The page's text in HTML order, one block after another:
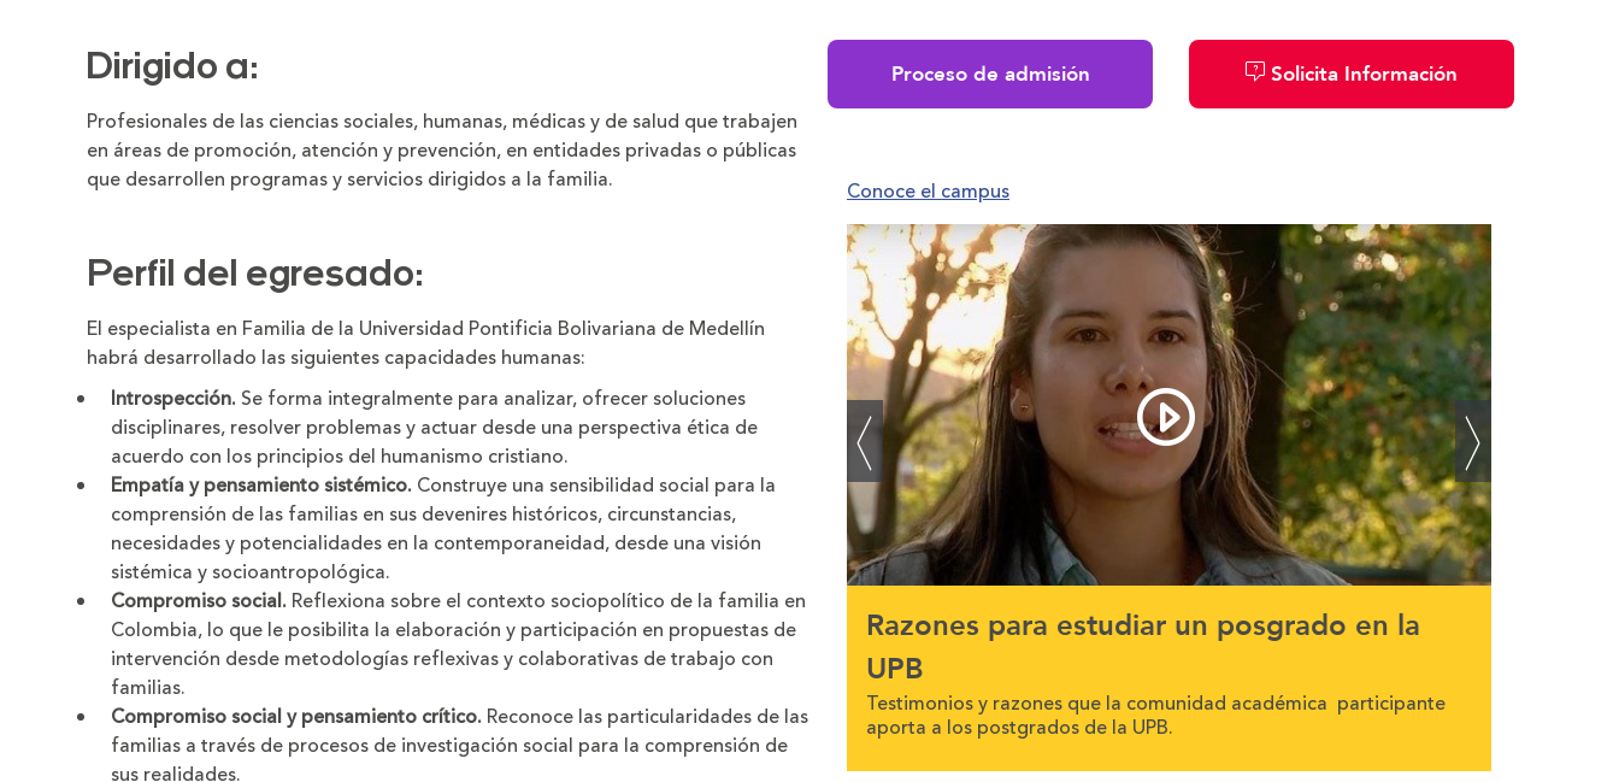
Dirigido a:
Profesionales de las ciencias sociales, humanas, médicas y de salud que trabajen
en áreas de promoción, atención y prevención, en entidades privadas o públicas
que desarrollen programas y servicios dirigidos a la familia.
Perfil del egresado:
El especialista en Familia de la Universidad Pontificia Bolivariana de Medellín
habrá desarrollado las siguientes capacidades humanas:
Introspección. Se forma integralmente para analizar, ofrecer soluciones
disciplinares, resolver problemas y actuar desde una perspectiva ética de
acuerdo con los principios del humanismo cristiano.
Empatía y pensamiento sistémico. Construye una sensibilidad social para la
comprensión de las familias en sus devenires históricos, circunstancias,
necesidades y potencialidades en la contemporaneidad, desde una visión
sistémica y socioantropológica.
Compromiso social. Reflexiona sobre el contexto sociopolítico de la familia en
Colombia, lo que le posibilita la elaboración y participación en propuestas de
intervención desde metodologías reflexivas y colaborativas de trabajo con
familias.
Compromiso social y pensamiento crítico. Reconoce las particularidades de las
familias a través de procesos de investigación social para la comprensión de
sus realidades.
Proceso de admisión Solicita Información
Conoce el campus
Razones para estudiar un posgrado en la
UPB
Testimonios y razones que la comunidad académica participante
aporta a los postgrados de la UPB.